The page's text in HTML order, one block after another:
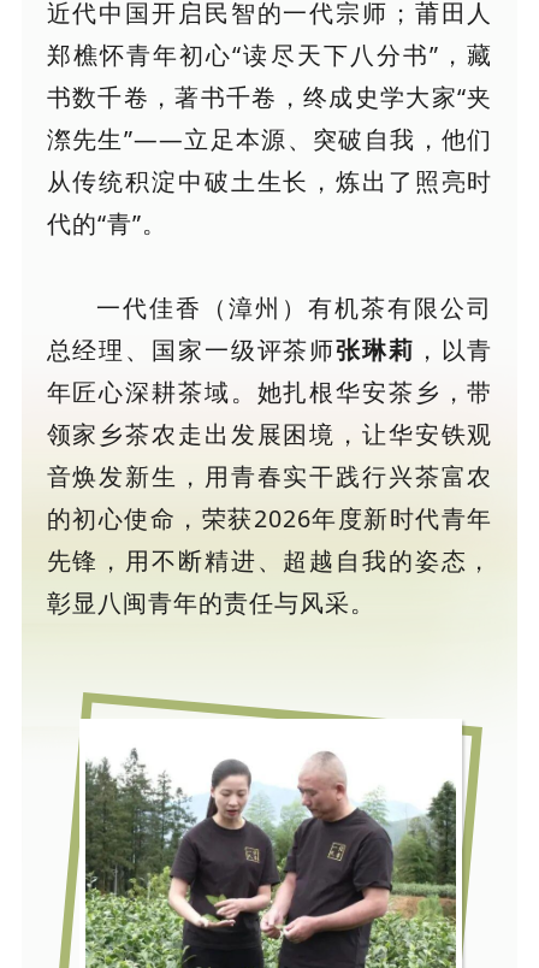
近代中国开启民智的一代宗师；莆田人
郑樵怀青年初心“读尽天下八分书”，藏
书数千卷，著书千卷，终成史学大家“夹
漈先生”——立足本源、突破自我，他们
从传统积淀中破土生长，炼出了照亮时
代的“青”。
一代佳香（漳州）有机茶有限公司
总经理、国家一级评茶师张琳莉 ，以青
年匠心深耕茶域。她扎根华安茶乡，带
领家乡茶农走出发展困境，让华安铁观
音焕发新生，用青春实干践行兴茶富农
的初心使命，荣获2026年度新时代青年
先锋，用不断精进、超越自我的姿态，
彰显八闽青年的责任与风采。